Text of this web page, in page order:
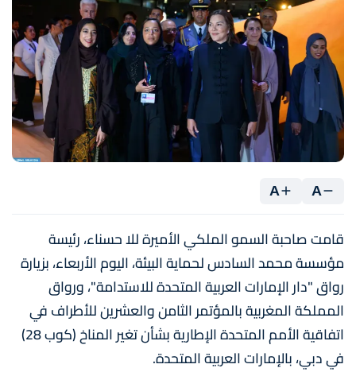
A
A
قامت صاحبة السمو الملكي الأميرة للا حسناء، رئيسة
مؤسسة محمد السادس لحماية البيئة، اليوم الأربعاء، بزيارة
رواق "دار الإمارات العربية المتحدة للاستدامة"، ورواق
المملكة المغربية بالمؤتمر الثامن والعشرين للأطراف في
اتفاقية الأمم المتحدة الإطارية بشأن تغير المناخ (كوب 28)
في دبي، بالإمارات العربية المتحدة.